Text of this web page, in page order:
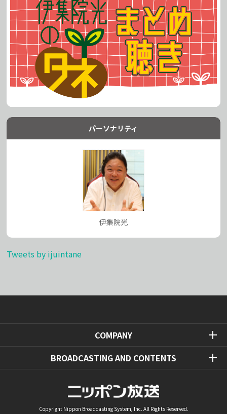
パーソナリティ
伊集院光
Tweets by ijuintane
COMPANY
BROADCASTING AND CONTENTS
Copyright Nippon Broadcasting System, Inc. All Rights Reserved.